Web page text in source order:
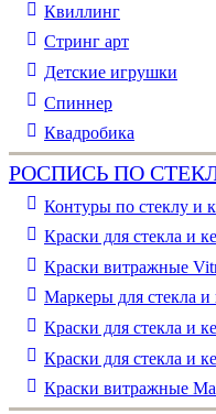
Квиллинг
Стринг арт
Детские игрушки
Спиннер
Квадробика
РОСПИСЬ ПО
Контуры по стеклу и
Краски для стекла и
Краски витражные
Маркеры для стекла и
Краски для стекла и
Краски для стекла и
Краски витражные